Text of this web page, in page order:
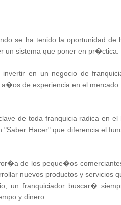
se ha tenido la oportunidad de
un sistema que poner en pr�ctica.
invertir en un negocio de
de experiencia en el mercado.
de toda franquicia radica en
Hacer" que diferencia el
de los peque�os
nuevos productos y servicios
un franquiciador buscar�
y dinero.